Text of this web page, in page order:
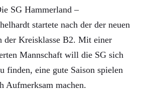
SG Hammerland –
startete nach der der neuen
der Kreisklasse B2. Mit einer
Mannschaft will die SG sich
finden, eine gute Saison spielen
Aufmerksam machen.